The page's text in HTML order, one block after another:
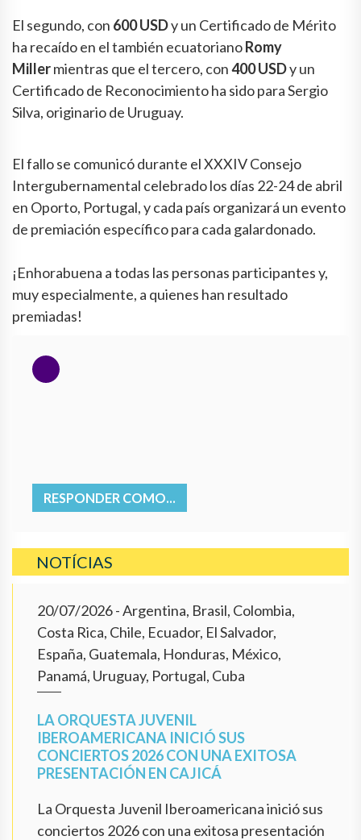
El segundo, con 600 USDy un Certificado de Mérito
ha recaído en el también ecuatorianoRomy
Millermientras que el tercero, con400 USDy un
Certificado de Reconocimiento ha sido para Sergio
Silva, originario de Uruguay.
El fallo se comunicó durante el XXXIV Consejo
Intergubernamental celebrado los días 22-24 de abril
en Oporto, Portugal, y cada país organizará un evento
de premiación específico para cada galardonado.
¡Enhorabuena a todas las personas participantes y,
muy especialmente, a quienes han resultado
premiadas!
RESPONDER COMO...
NOTÍCIAS
20/07/2026- Argentina, Brasil, Colombia,
Costa Rica, Chile, Ecuador, El Salvador,
España, Guatemala, Honduras, México,
Panamá, Uruguay, Portugal, Cuba
LA ORQUESTA JUVENIL
IBEROAMERICANA INICIÓ SUS
CONCIERTOS 2026 CON UNA EXITOSA
PRESENTACIÓN EN CAJICÁ
La Orquesta Juvenil Iberoamericana inició sus
conciertos 2026 con una exitosa presentación